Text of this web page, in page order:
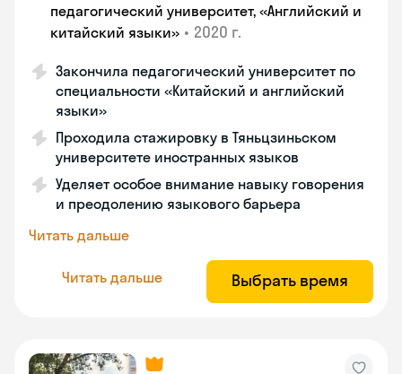
педагогический университет, «Английский и
китайский языки» • 2020 г.
Закончила педагогический университет по
специальности «Китайский и английский
языки»
Проходила стажировку в Тяньцзиньском
университете иностранных языков
Уделяет особое внимание навыку говорения
и преодолению языкового барьера
Читать дальше
Читать дальше Выбрать время